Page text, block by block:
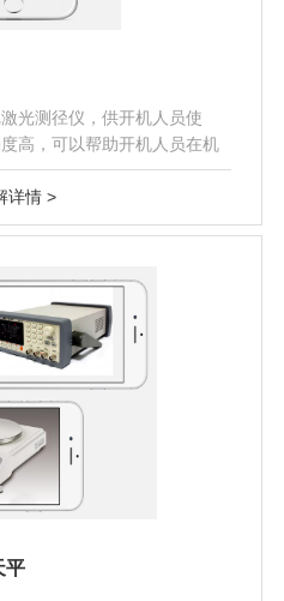
光测径仪，供开机人员使
高，可以帮助开机人员在机
直径..
详情 >
平